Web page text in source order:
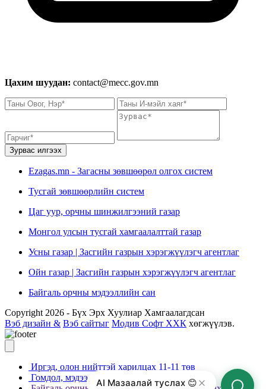
Цахим шуудан: contact@mecc.gov.mn
Зурвас илгээх
Ezagas.mn - Загасны зөвшөөрөл олгох систем
Тусгай зөвшөөрлийн систем
Цаг уур, орчны шинжилгээний газар
Монгол улсын тусгай хамгаалалттай газар
Усны газар | Засгийн газрын хэрэгжүүлэгч агентлаг
Ойн газар | Засгийн газрын хэрэгжүүлэгч агентлаг
Байгаль орчны мэдээллийн сан
Copyright 2026 - Бүх Эрх Хуулиар Хамгаалагдсан
Вэб дизайн & Вэб сайтыг Модив Софт ХХК хөгжүүлэв.
Иргэд, олон нийттэй харилцах 11-11 төв
Гомдол, мэдээлэл өгөх 110 Утас
AI Мазаалай туслах 😊